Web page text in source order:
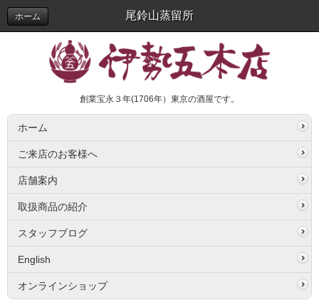
尾鈴山蒸留所
ホーム
創業宝永３年(1706年）東京の酒屋です。
ホーム
ご来店のお客様へ
店舗案内
取扱商品の紹介
スタッフブログ
English
オンラインショップ